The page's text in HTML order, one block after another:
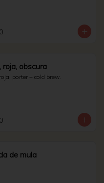
roja, obscura
porter + cold brew.
de mula